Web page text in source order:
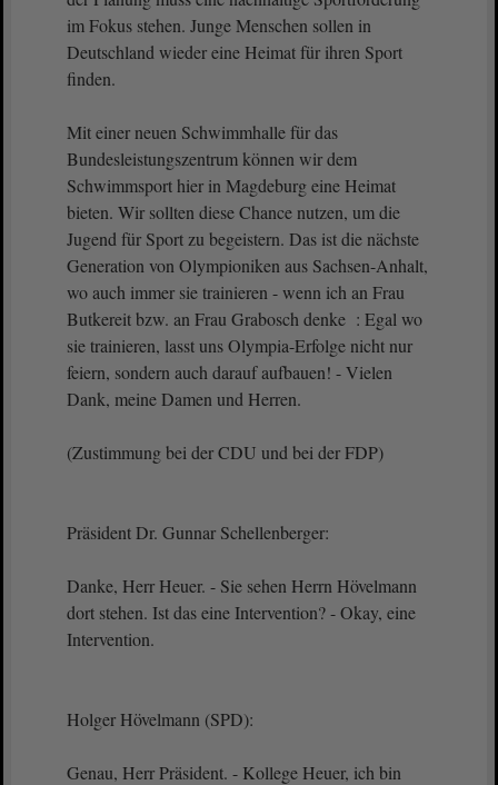
im Fokus stehen. Junge Menschen sollen in
Deutschland wieder eine Heimat für ihren Sport
finden.
Mit einer neuen Schwimmhalle für das
Bundesleistungszentrum können wir dem
Schwimmsport hier in Magdeburg eine Heimat
bieten. Wir sollten diese Chance nutzen, um die
Jugend für Sport zu begeistern. Das ist die nächste
Generation von Olympioniken aus Sachsen-Anhalt,
wo auch immer sie trainieren - wenn ich an Frau
Butkereit bzw. an Frau Grabosch denke : Egal wo
sie trainieren, lasst uns Olympia-Erfolge nicht nur
feiern, sondern auch darauf aufbauen! - Vielen
Dank, meine Damen und Herren.
(Zustimmung bei der CDU und bei der FDP)
Präsident Dr. Gunnar Schellenberger:
Danke, Herr Heuer. - Sie sehen Herrn Hövelmann
dort stehen. Ist das eine Intervention? - Okay, eine
Intervention.
Holger Hövelmann (SPD):
Genau, Herr Präsident. - Kollege Heuer, ich bin